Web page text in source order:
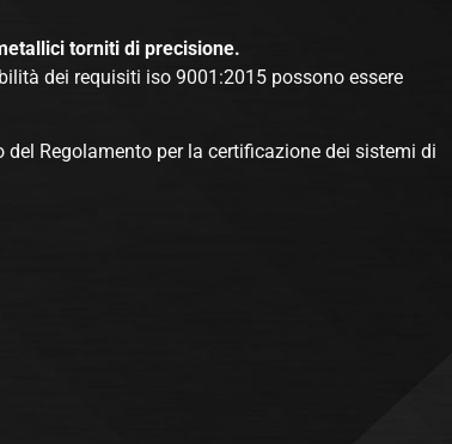
torniti di precisione.
dei requisiti iso 9001:2015 possono essere
del Regolamento per la certificazione dei sistemi di